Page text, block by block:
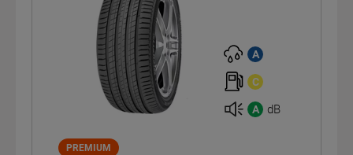
A
C
A dB
PREMIUM